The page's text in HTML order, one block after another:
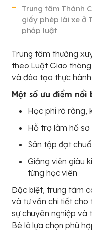
Trung tâm Thành
giấy phép lái xe ở
pháp luật
Trung tâm thường
theo Luật Giao
và đào tạo thực
Một số ưu điểm nổi
Học phí rõ ràng,
Hỗ trợ làm hồ sơ
Sân tập đạt
Giảng viên giàu
từng học viên
Đặc biệt, trung tâm
và tư vấn chi tiết cho
sự chuyên nghiệp và
Bè là lựa chọn phù